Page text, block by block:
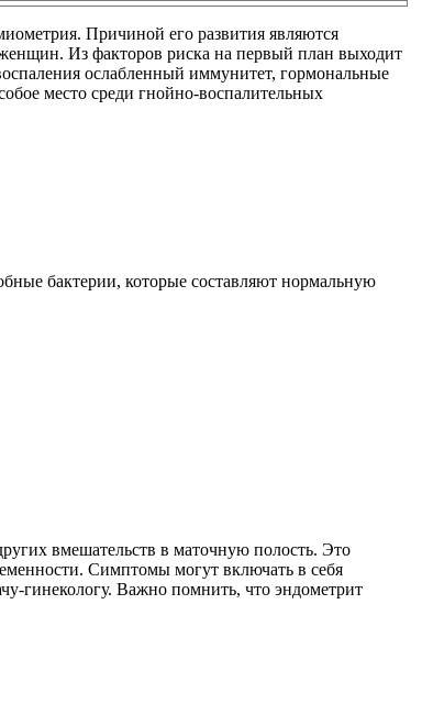
Причиной его развития являются
Из факторов риска на первый план выходит
ослабленный иммунитет, гормональные
место среди гнойно-воспалительных
бактерии, которые составляют нормальную
вмешательств в маточную полость. Это
Симптомы могут включать в себя
гинекологу. Важно помнить, что эндометрит